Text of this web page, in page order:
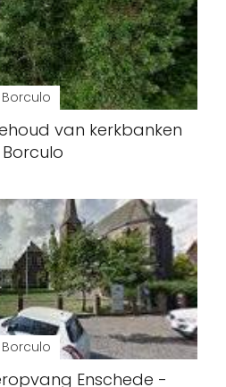
Borculo
van kerkbanken
Borculo
Enschede -